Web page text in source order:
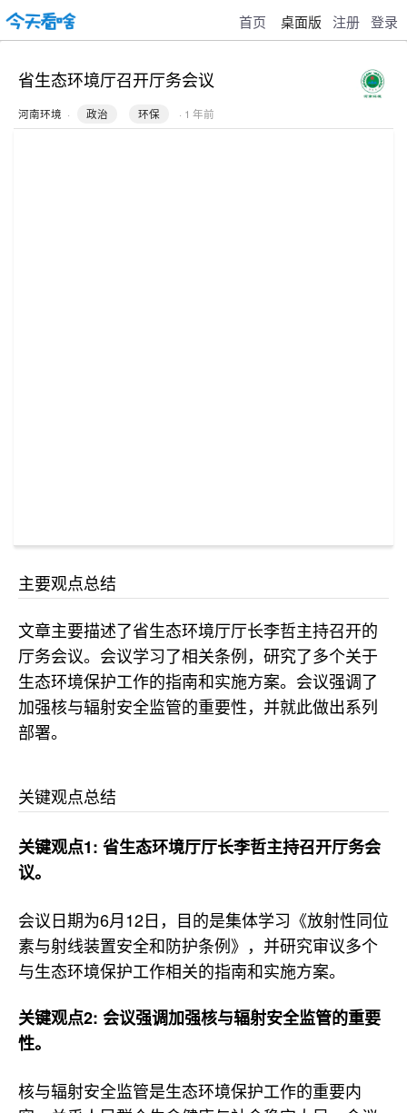
首页 桌面版 注册 登录
省生态环境厅召开厅务会议
河南环境 · 政治 环保 · 1 年前
主要观点总结
文章主要描述了省生态环境厅厅长李哲主持召开的
厅务会议。会议学习了相关条例，研究了多个关于
生态环境保护工作的指南和实施方案。会议强调了
加强核与辐射安全监管的重要性，并就此做出系列
部署。
关键观点总结
关键观点1: 省生态环境厅厅长李哲主持召开厅务会
议。
会议日期为6月12日，目的是集体学习《放射性同位
素与射线装置安全和防护条例》，并研究审议多个
与生态环境保护工作相关的指南和实施方案。
关键观点2: 会议强调加强核与辐射安全监管的重要
性。
核与辐射安全监管是生态环境保护工作的重要内